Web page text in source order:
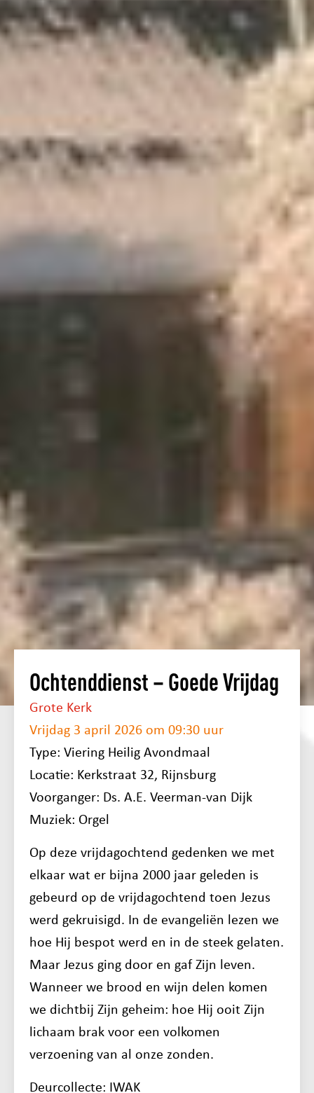
Ochtenddienst – Goede Vrijdag
Grote Kerk
Vrijdag 3 april 2026 om 09:30 uur
Type: Viering Heilig Avondmaal
Locatie: Kerkstraat 32, Rijnsburg
Voorganger: Ds. A.E. Veerman-van Dijk
Muziek: Orgel
Op deze vrijdagochtend gedenken we met
elkaar wat er bijna 2000 jaar geleden is
gebeurd op de vrijdagochtend toen Jezus
werd gekruisigd. In de evangeliën lezen we
hoe Hij bespot werd en in de steek gelaten.
Maar Jezus ging door en gaf Zijn leven.
Wanneer we brood en wijn delen komen
we dichtbij Zijn geheim: hoe Hij ooit Zijn
lichaam brak voor een volkomen
verzoening van al onze zonden.
Deurcollecte: IWAK